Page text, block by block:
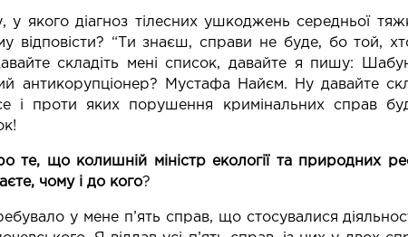
якого діагноз тілесних ушкоджень середньої
відповісти? “Ти знаєш, справи не буде, бо той,
складіть мені список, давайте я пишу:
антикорупціонер? Мустафа Найєм. Ну давайте
і проти яких порушення кримінальних справ
те, що колишній міністр екології та природних
чому і до кого?
у мене п’ять справ, що стосувалися